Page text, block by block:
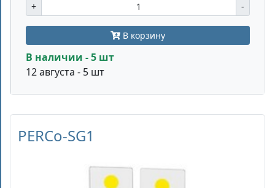
+ -
В корзину
В наличии - 5 шт
12 августа - 5 шт
PERCo-SG1